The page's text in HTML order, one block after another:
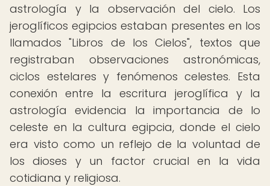
astrología y la observación del cielo. Los
jeroglíficos egipcios estaban presentes en los
llamados "Libros de los Cielos", textos que
registraban observaciones astronómicas,
ciclos estelares y fenómenos celestes. Esta
conexión entre la escritura jeroglífica y la
astrología evidencia la importancia de lo
celeste en la cultura egipcia, donde el cielo
era visto como un reflejo de la voluntad de
los dioses y un factor crucial en la vida
cotidiana y religiosa.